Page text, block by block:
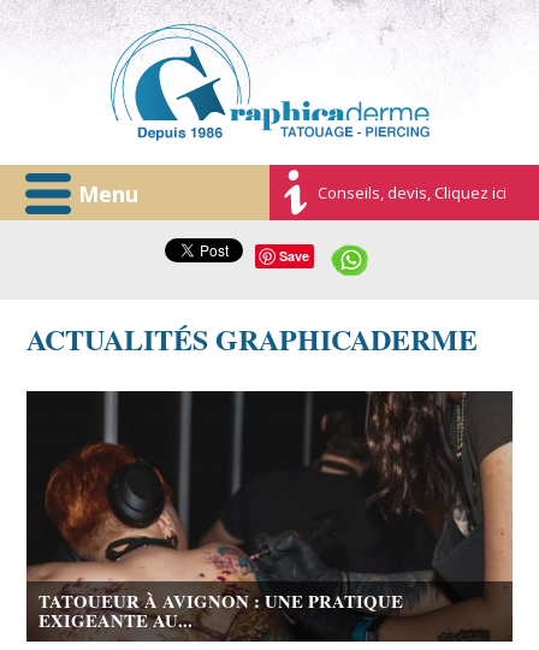
Menu Conseils, devis, Cliquez ici
Save
ACTUALITÉS GRAPHICADERME
TATOUEUR À AVIGNON : UNE PRATIQUE
EXIGEANTE AU...